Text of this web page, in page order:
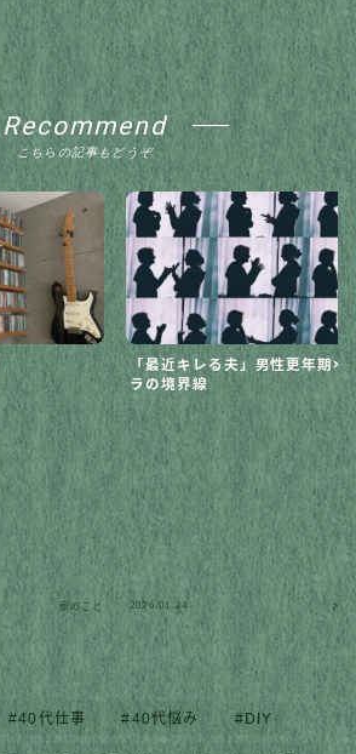
Recommend
こちらの記事もどうぞ
家のこと
「最近キレる夫」男性更年期×
ラの境界線
2026.01.24 おす
40代仕事 40代悩み DIY